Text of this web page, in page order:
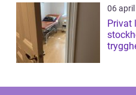
06
Privat
stockholm när